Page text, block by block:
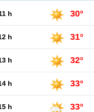
h 30°
h 31°
h 32°
h 33°
h 33°